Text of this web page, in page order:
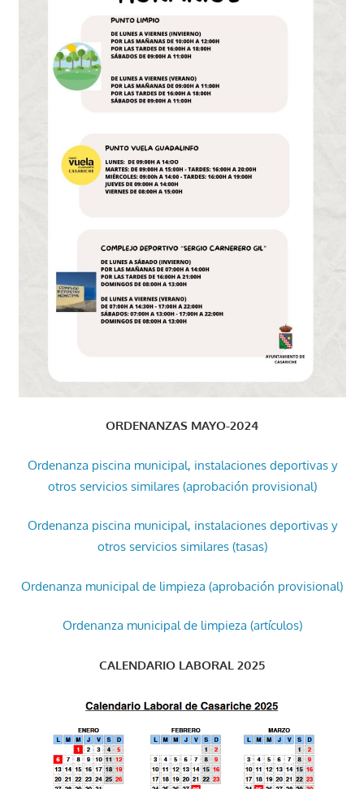
ORDENANZAS MAYO-2024
Ordenanza piscina municipal, instalaciones deportivas y
otros servicios similares (aprobación provisional)
Ordenanza piscina municipal, instalaciones deportivas y
otros servicios similares (tasas)
Ordenanza municipal de limpieza (aprobación provisional)
Ordenanza municipal de limpieza (artículos)
CALENDARIO LABORAL 2025